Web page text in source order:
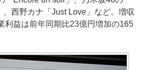
、西野カナ「Just Love」など。増収
利益は前年同期比23億円増加の165